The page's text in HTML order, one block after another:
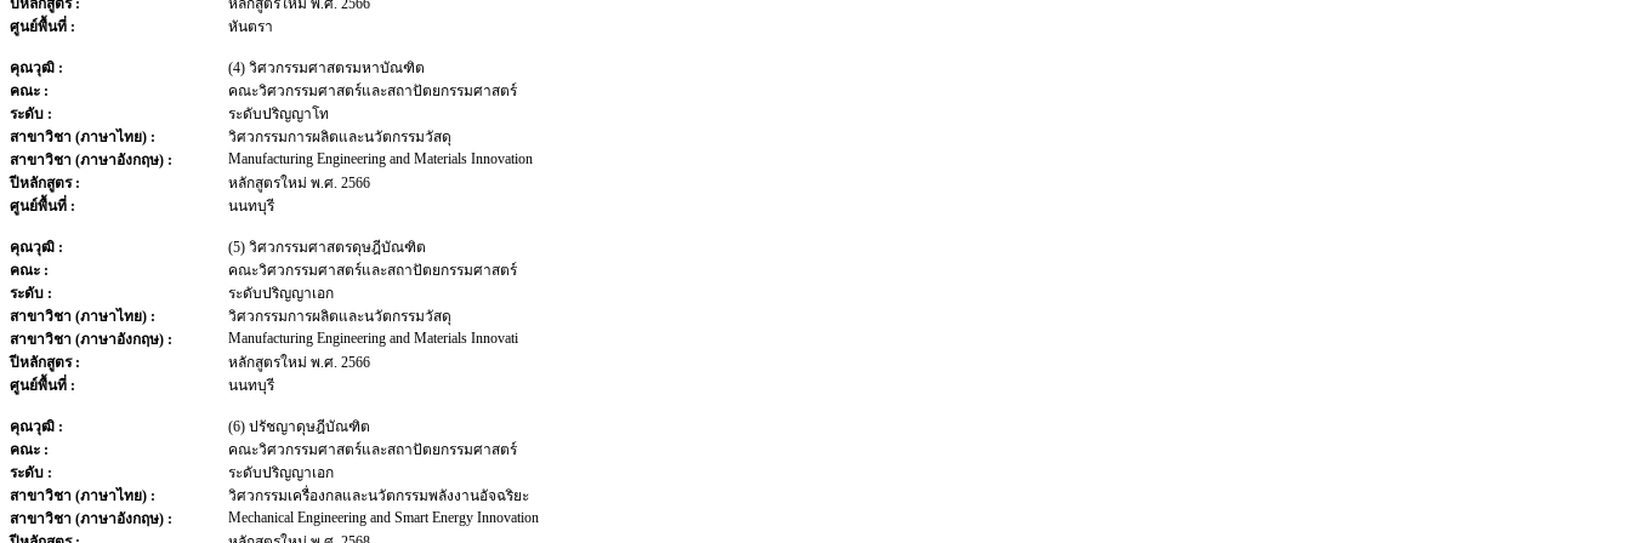
ปีหลักสูตร :
หลักสูตรใหม่ พ.ศ. 2566
ศูนย์พื้นที่ :
หันตรา
คุณวุฒิ :
(4) วิศวกรรมศาสตรมหาบัณฑิต
คณะ :
คณะวิศวกรรมศาสตร์และสถาปัตยกรรมศาสตร์
ระดับ :
ระดับปริญญาโท
สาขาวิชา (ภาษาไทย) :
วิศวกรรมการผลิตและนวัตกรรมวัสดุ
สาขาวิชา (ภาษาอังกฤษ) :
Manufacturing Engineering and Materials Innovation
ปีหลักสูตร :
หลักสูตรใหม่ พ.ศ. 2566
ศูนย์พื้นที่ :
นนทบุรี
คุณวุฒิ :
(5) วิศวกรรมศาสตรดุษฎีบัณฑิต
คณะ :
คณะวิศวกรรมศาสตร์และสถาปัตยกรรมศาสตร์
ระดับ :
ระดับปริญญาเอก
สาขาวิชา (ภาษาไทย) :
วิศวกรรมการผลิตและนวัตกรรมวัสดุ
สาขาวิชา (ภาษาอังกฤษ) :
Manufacturing Engineering and Materials Innovati
ปีหลักสูตร :
หลักสูตรใหม่ พ.ศ. 2566
ศูนย์พื้นที่ :
นนทบุรี
คุณวุฒิ :
(6) ปรัชญาดุษฎีบัณฑิต
คณะ :
คณะวิศวกรรมศาสตร์และสถาปัตยกรรมศาสตร์
ระดับ :
ระดับปริญญาเอก
สาขาวิชา (ภาษาไทย) :
วิศวกรรมเครื่องกลและนวัตกรรมพลังงานอัจฉริยะ
สาขาวิชา (ภาษาอังกฤษ) :
Mechanical Engineering and Smart Energy Innovation